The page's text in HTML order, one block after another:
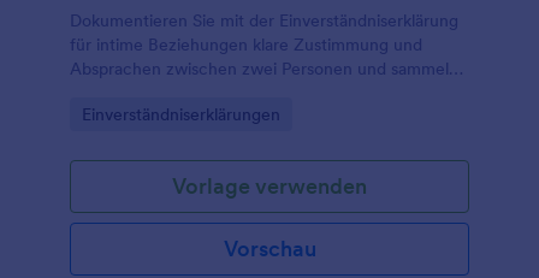
Dokumentieren Sie mit der Einverständniserklärung
für intime Beziehungen klare Zustimmung und
Absprachen zwischen zwei Personen und sammeln
Jotform.
Go to Category:
Einverständniserklärungen
Vorlage verwenden
Vorschau